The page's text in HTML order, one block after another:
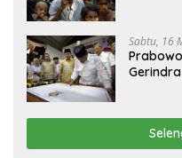
Sabtu, 16